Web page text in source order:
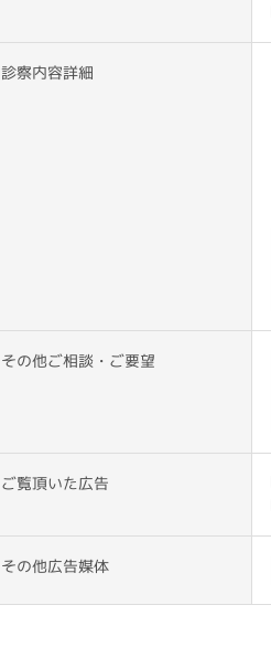
診察内容詳細
その他ご相談・ご要望
ご覧頂いた広告
その他広告媒体